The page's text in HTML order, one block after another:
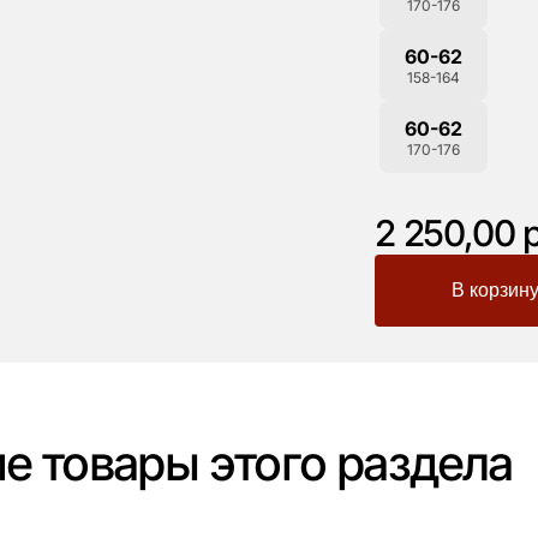
170-176
60-62
158-164
60-62
170-176
2 250,00
товары этого раздела